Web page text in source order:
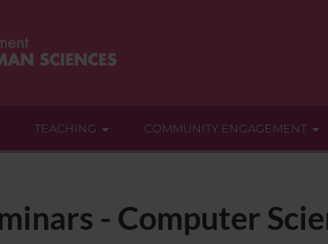
TEACHING COMMUNITY ENGAGEMENT
- Computer